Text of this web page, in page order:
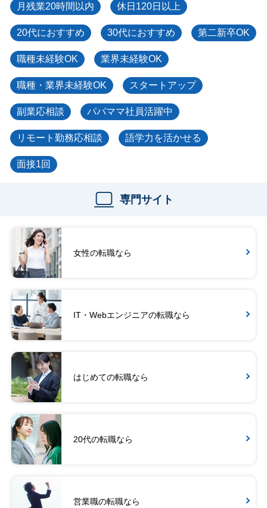
月残業20時間以内 休日120日以上
20代におすすめ 30代におすすめ 第二新卒OK
職種未経験OK 業界未経験OK
職種・業界未経験OK スタートアップ
副業応相談 パパママ社員活躍中
リモート勤務応相談 語学力を活かせる
面接1回
専門サイト
女性の転職なら
IT・Webエンジニアの転職なら
はじめての転職なら
20代の転職なら
営業職の転職なら